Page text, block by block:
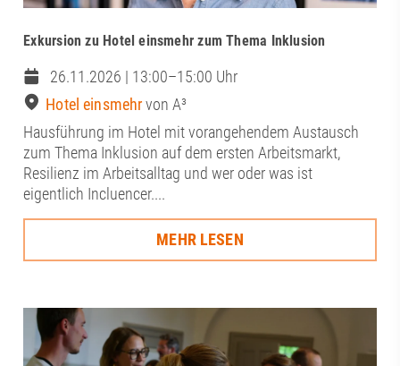
Exkursion zu Hotel einsmehr zum Thema Inklusion
26.11.2026 | 13:00–15:00 Uhr
Hotel einsmehrvon A³
Hausführung im Hotel mit vorangehendem Austausch
zum Thema Inklusion auf dem ersten Arbeitsmarkt,
Resilienz im Arbeitsalltag und wer oder was ist
eigentlich Incluencer....
MEHR LESEN